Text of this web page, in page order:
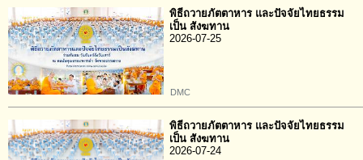
พิธีถวายภัตตาหาร และปัจจัยไทยธรรม
เป็น สังฆทาน
2026-07-25
DMC
พิธีถวายภัตตาหาร และปัจจัยไทยธรรม
เป็น สังฆทาน
2026-07-24